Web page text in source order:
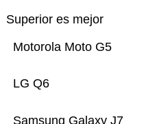
Superior es mejor
Samsung Galaxy J7
LG Q6
Motorola Moto G5